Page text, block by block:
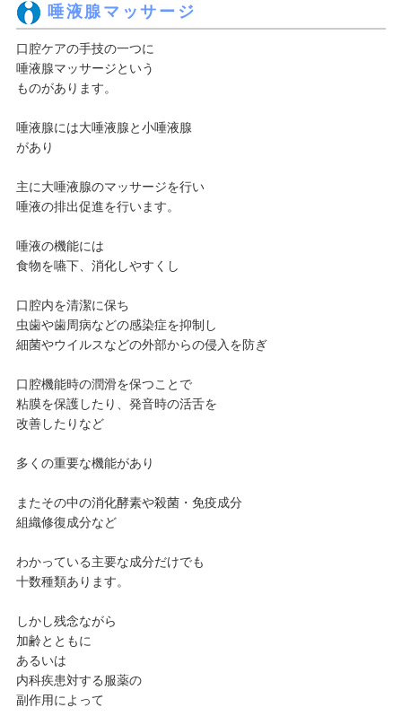
唾液腺マッサージ
口腔ケアの手技の一つに
唾液腺マッサージという
ものがあります。
唾液腺には大唾液腺と小唾液腺
があり
主に大唾液腺のマッサージを行い
唾液の排出促進を行います。
唾液の機能には
食物を嚥下、消化しやすくし
口腔内を清潔に保ち
虫歯や歯周病などの感染症を抑制し
細菌やウイルスなどの外部からの侵入を防ぎ
口腔機能時の潤滑を保つことで
粘膜を保護したり、発音時の活舌を
改善したりなど
多くの重要な機能があり
またその中の消化酵素や殺菌・免疫成分
組織修復成分など
わかっている主要な成分だけでも
十数種類あります。
しかし残念ながら
加齢とともに
あるいは
内科疾患対する服薬の
副作用によって